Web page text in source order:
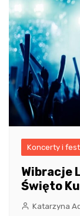
Koncerty i
Wibracje
Święto
Katarzyna